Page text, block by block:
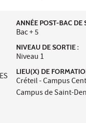
ANNÉE POST-BAC DE
Bac + 5
NIVEAU DE SORTIE :
Niveau 1
LIEU(X) DE
Créteil - Campus
Campus de Saint-